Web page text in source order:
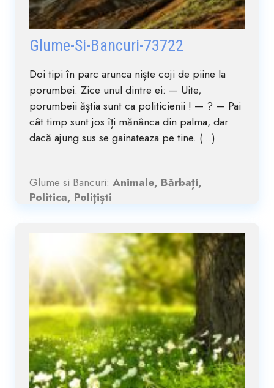
Glume-Si-Bancuri-73722
Doi tipi în parc arunca niște coji de piine la
porumbei. Zice unul dintre ei: — Uite,
porumbeii ăștia sunt ca politicienii ! — ? — Pai
cât timp sunt jos îți mănânca din palma, dar
dacă ajung sus se gainateaza pe tine. (...)
Glume si Bancuri: Animale, Bărbați,
Politica, Polițiști